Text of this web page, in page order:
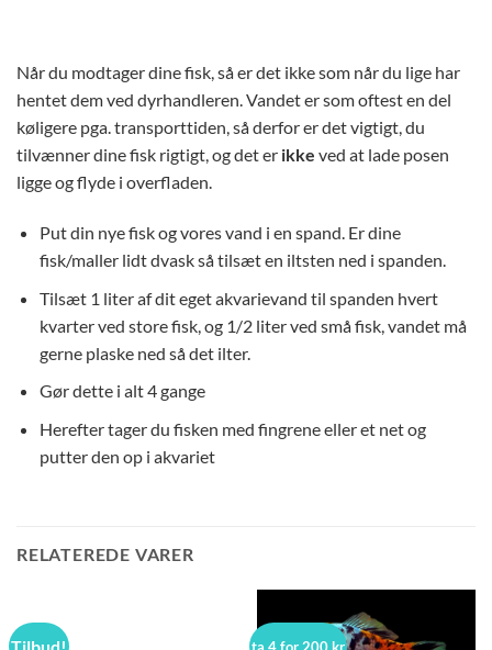
Når du modtager dine fisk, så er det ikke som når du lige har
hentet dem ved dyrhandleren. Vandet er som oftest en del
køligere pga. transporttiden, så derfor er det vigtigt, du
tilvænner dine fisk rigtigt, og det er ikke ved at lade posen
ligge og flyde i overfladen.
Put din nye fisk og vores vand i en spand. Er dine
fisk/maller lidt dvask så tilsæt en iltsten ned i spanden.
Tilsæt 1 liter af dit eget akvarievand til spanden hvert
kvarter ved store fisk, og 1/2 liter ved små fisk, vandet må
gerne plaske ned så det ilter.
Gør dette i alt 4 gange
Herefter tager du fisken med fingrene eller et net og
putter den op i akvariet
RELATEREDE VARER
Tilbud! ta 4 for 200 kr